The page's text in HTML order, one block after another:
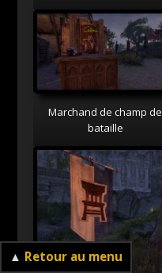
▲ Retour au menu
Marchand de champ de
bataille